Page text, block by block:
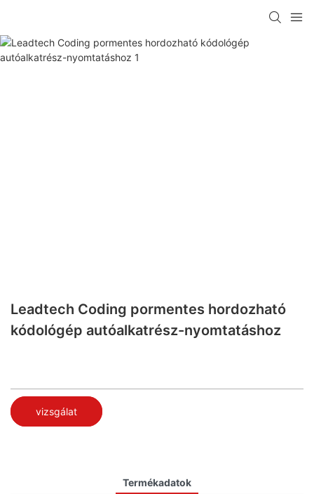
Leadtech Coding pormentes hordozható
kódológép autóalkatrész-nyomtatáshoz
vizsgálat
Termékadatok